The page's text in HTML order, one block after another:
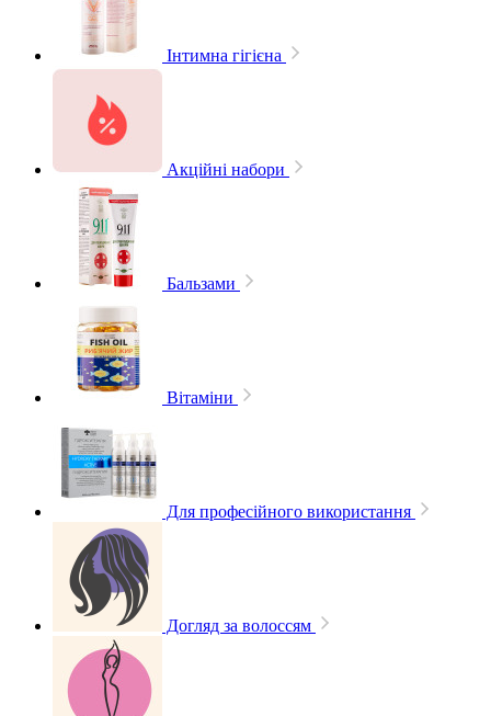
Інтимна гігієна
Акційні набори
Бальзами
Вітаміни
Для професійного використання
Догляд за волоссям